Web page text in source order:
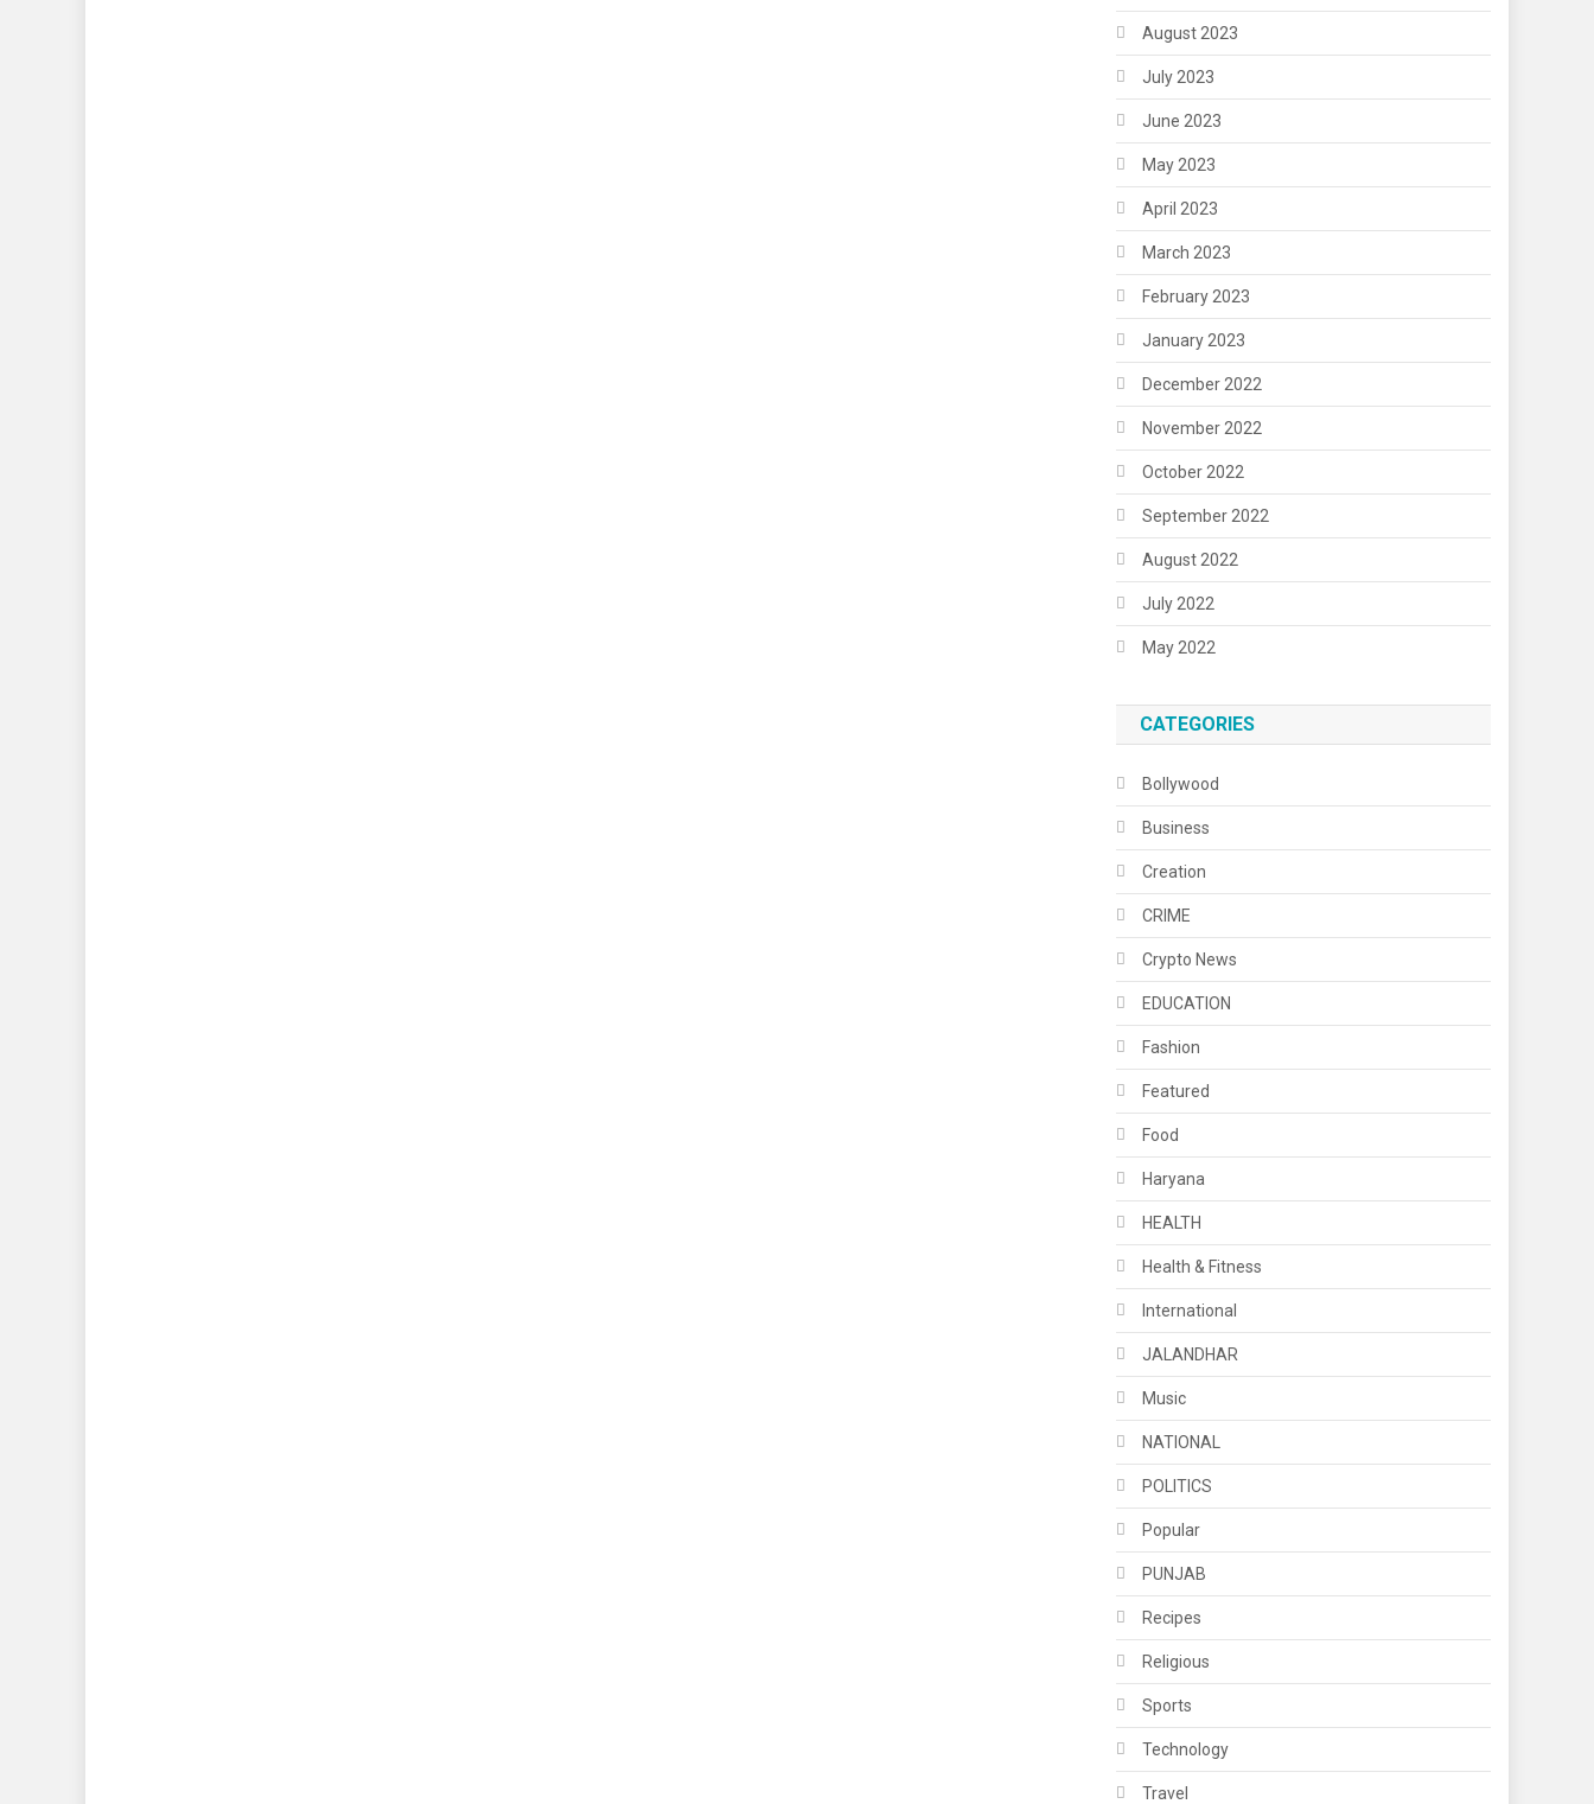
August 2023
July 2023
June 2023
May 2023
April 2023
March 2023
February 2023
January 2023
December 2022
November 2022
October 2022
September 2022
August 2022
July 2022
May 2022
CATEGORIES
Bollywood
Business
Creation
CRIME
Crypto News
EDUCATION
Fashion
Featured
Food
Haryana
HEALTH
Health & Fitness
International
JALANDHAR
Music
NATIONAL
POLITICS
Popular
PUNJAB
Recipes
Religious
Sports
Technology
Travel